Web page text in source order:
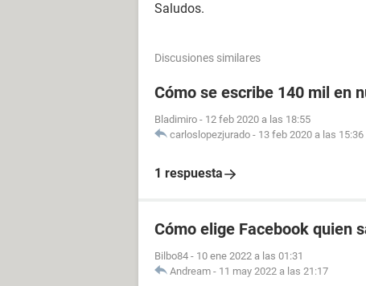
Saludos.
Discusiones similares
Cómo se escribe 140 mil en
Bladimiro - 12 feb 2020 a las 18:55
carloslopezjurado - 13 feb 2020 a las 15:36
1 respuesta
Cómo elige Facebook quien
Bilbo84 - 10 ene 2022 a las 01:31
Andream - 11 may 2022 a las 21:17